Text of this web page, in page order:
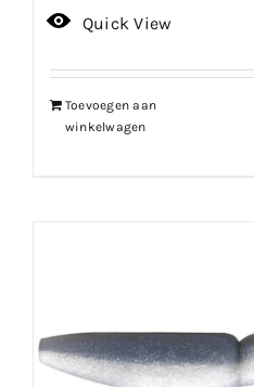
Quick View
Toevoegen aan
winkelwagen